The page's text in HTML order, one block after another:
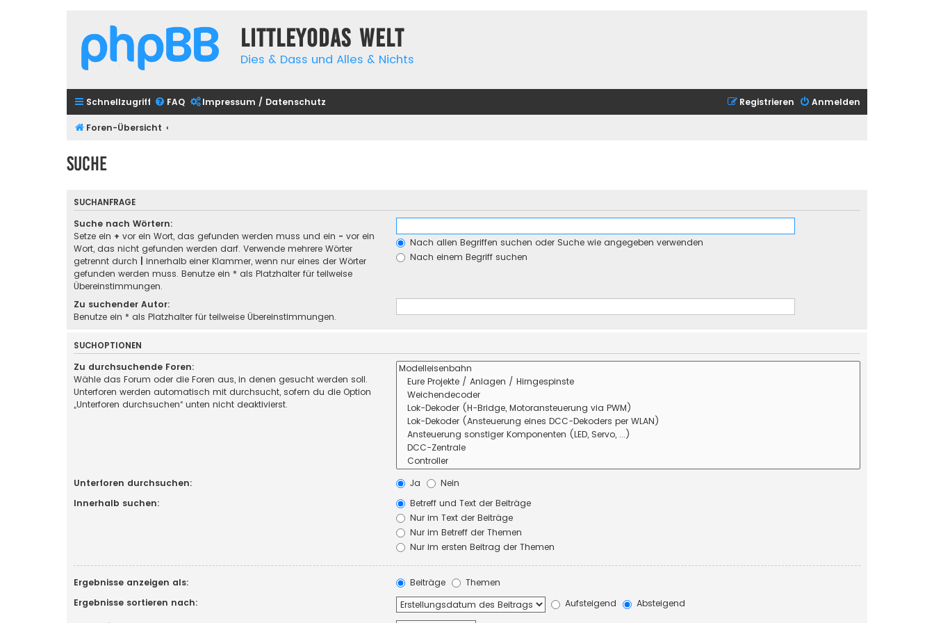
Littleyodas Welt
Dies & Dass und Alles & Nichts
Schnellzugriff FAQ Impressum / Datenschutz Anmelden
Registrieren
Foren-Übersicht
Suche
SUCHANFRAGE
Suche nach Wörtern:
Setze ein + vor ein Wort, das gefunden werden muss und ein - vor ein
Wort, das nicht gefunden werden darf. Verwende mehrere Wörter
getrennt durch
innerhalb einer Klammer, wenn nur eines der Wörter
gefunden werden muss. Benutze ein * als Platzhalter für teilweise
Übereinstimmungen.
Nach allen Begriffen suchen oder Suche wie angegeben verwenden
Nach einem Begriff suchen
Zu suchender Autor:
Benutze ein * als Platzhalter für teilweise Übereinstimmungen.
SUCHOPTIONEN
Zu durchsuchende Foren:
Wähle das Forum oder die Foren aus, in denen gesucht werden soll.
Unterforen werden automatisch mit durchsucht, sofern du die Option
„Unterforen durchsuchen“ unten nicht deaktivierst.
Unterforen durchsuchen: Ja
Nein
Innerhalb suchen:
Betreff und Text der Beiträge
Nur im Text der Beiträge
Nur im Betreff der Themen
Nur im ersten Beitrag der Themen
Ergebnisse anzeigen als: Beiträge
Themen
Ergebnisse sortieren nach:
Aufsteigend
Absteigend